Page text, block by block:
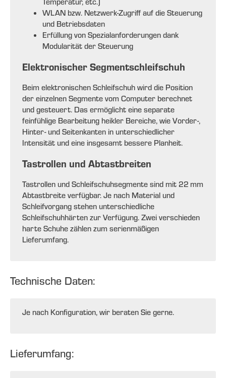
WLAN bzw. Netzwerk-Zugriff auf die Steuerung
und Betriebsdaten
Erfüllung von Spezialanforderungen dank
Modularität der Steuerung
Elektronischer Segmentschleifschuh
Beim elektronischen Schleifschuh wird die Position
der einzelnen Segmente vom Computer berechnet
und gesteuert. Das ermöglicht eine separate
feinfühlige Bearbeitung heikler Bereiche, wie Vorder-,
Hinter- und Seitenkanten in unterschiedlicher
Intensität und eine insgesamt bessere Planheit.
Tastrollen und Abtastbreiten
Tastrollen und Schleifschuhsegmente sind mit 22 mm
Abtastbreite verfügbar. Je nach Material und
Schleifvorgang stehen unterschiedliche
Schleifschuhhärten zur Verfügung. Zwei verschieden
harte Schuhe zählen zum serienmäßigen
Lieferumfang.
Technische Daten:
Je nach Konfiguration, wir beraten Sie gerne.
Lieferumfang: